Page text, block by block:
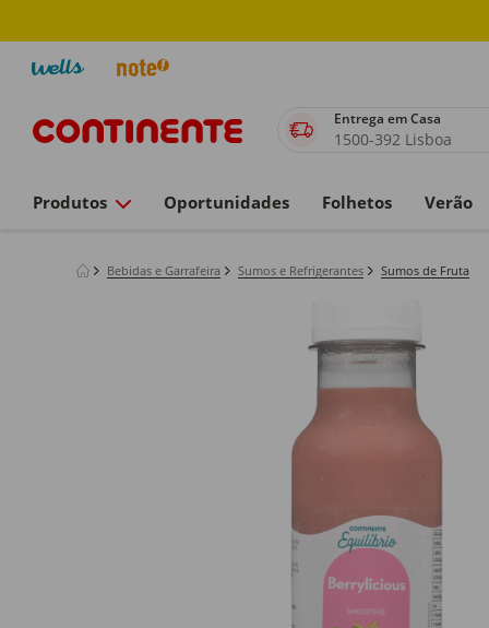
Entrega em Casa
1500-392 Lisboa
Produtos Oportunidades Folhetos Verão
Bebidas e Garrafeira Sumos e Refrigerantes Sumos de Fruta